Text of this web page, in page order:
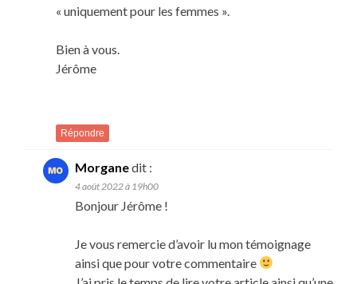
« uniquement pour les femmes ».
Bien à vous.
Jérôme
Répondre
Morganedit :
4 août 2022 à 19h00
Bonjour Jérôme !
Je vous remercie d’avoir lu mon témoignage
ainsi que pour votre commentaire